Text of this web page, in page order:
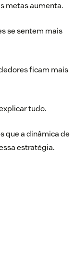
metas aumenta.
se sentem mais
ficam mais
tudo.
que a dinâmica de
estratégia.